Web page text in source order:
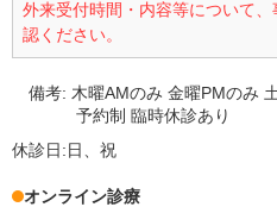
外来受付時間・内容等について
認ください。
備考: 木曜AMのみ 金曜PMのみ
予約制 臨時休診あり
休診日:日、祝
オンライン診療